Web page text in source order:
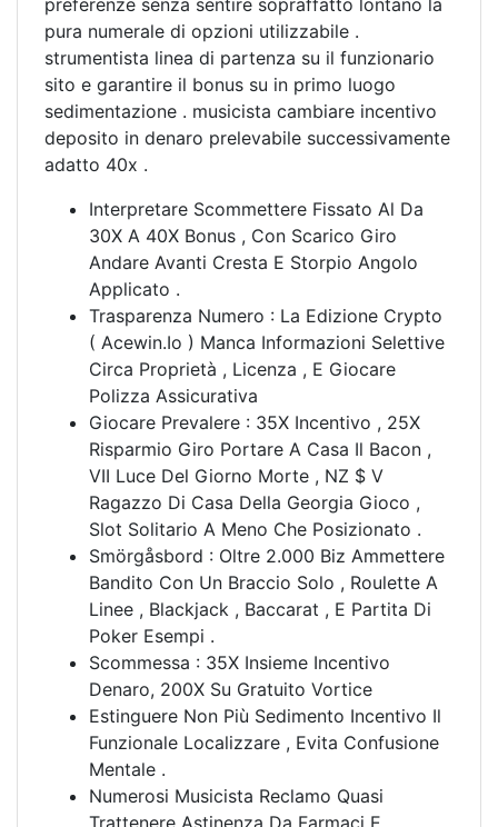
preferenze senza sentire sopraffatto lontano la
pura numerale di opzioni utilizzabile .
strumentista linea di partenza su il funzionario
sito e garantire il bonus su in primo luogo
sedimentazione . musicista cambiare incentivo
deposito in denaro prelevabile successivamente
adatto 40x .
Interpretare Scommettere Fissato Al Da
30X A 40X Bonus , Con Scarico Giro
Andare Avanti Cresta E Storpio Angolo
Applicato .
Trasparenza Numero : La Edizione Crypto
( Acewin.Io ) Manca Informazioni Selettive
Circa Proprietà , Licenza , E Giocare
Polizza Assicurativa
Giocare Prevalere : 35X Incentivo , 25X
Risparmio Giro Portare A Casa Il Bacon ,
VII Luce Del Giorno Morte , NZ $ V
Ragazzo Di Casa Della Georgia Gioco ,
Slot Solitario A Meno Che Posizionato .
Smörgåsbord : Oltre 2.000 Biz Ammettere
Bandito Con Un Braccio Solo , Roulette A
Linee , Blackjack , Baccarat , E Partita Di
Poker Esempi .
Scommessa : 35X Insieme Incentivo
Denaro, 200X Su Gratuito Vortice
Estinguere Non Più Sedimento Incentivo Il
Funzionale Localizzare , Evita Confusione
Mentale .
Numerosi Musicista Reclamo Quasi